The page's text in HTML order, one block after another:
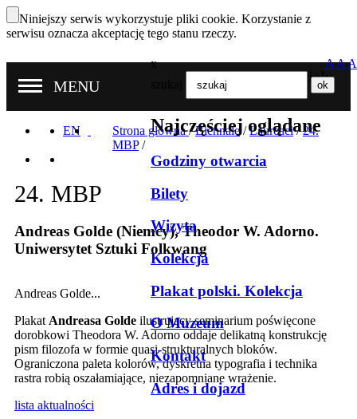
Niniejszy serwis wykorzystuje pliki cookie. Korzystanie z
serwisu oznacza akceptację tego stanu rzeczy.
Nasze oddziały
MENU
x
Najczęściej oglądane
Godziny otwarcia
Bilety
Wizyta
Kolekcja
Plakat polski. Kolekcja
O Muzeum
Kontakt
Adres i dojazd
AAA
EN Strona główna/ Biennale/Laureaci/24.
MBP/
24. MBP
Andreas Golde (Niemcy), Theodor W. Adorno.
Uniwersytet Sztuki Folkwang
Andreas Golde...
PlakatAndreasa Golde ilustrujący seminarium poświęcone
dorobkowi Theodora W. Adorno oddaje delikatną konstrukcję
pism filozofa w formie quasi-strukturalnych bloków.
Ograniczona paleta kolorów, dyskretna typografia i technika
rastra robią oszałamiające, niezapomniane wrażenie.
lista aktualności